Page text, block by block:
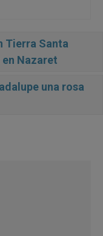
Tierra Santa
Nazaret
una rosa